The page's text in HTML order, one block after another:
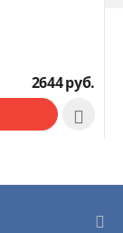
2644руб.
